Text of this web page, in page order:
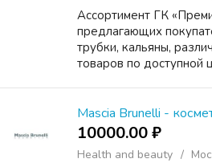
Ассортимент ГК
предлагающих
трубки, кальяны,
товаров по доступной
Mascia Brunelli -
10000.00 ₽
Health and beauty